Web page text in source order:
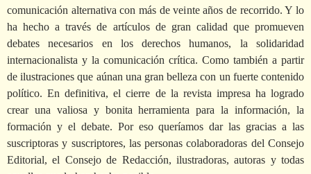
comunicación alternativa con más de veinte años de recorrido. Y lo
ha hecho a través de artículos de gran calidad que promueven
debates necesarios en los derechos humanos, la solidaridad
internacionalista y la comunicación crítica. Como también a partir
de ilustraciones que aúnan una gran belleza con un fuerte contenido
político. En definitiva, el cierre de la revista impresa ha logrado
crear una valiosa y bonita herramienta para la información, la
formación y el debate. Por eso queríamos dar las gracias a las
suscriptoras y suscriptores, las personas colaboradoras del Consejo
Editorial, el Consejo de Redacción, ilustradoras, autoras y todas